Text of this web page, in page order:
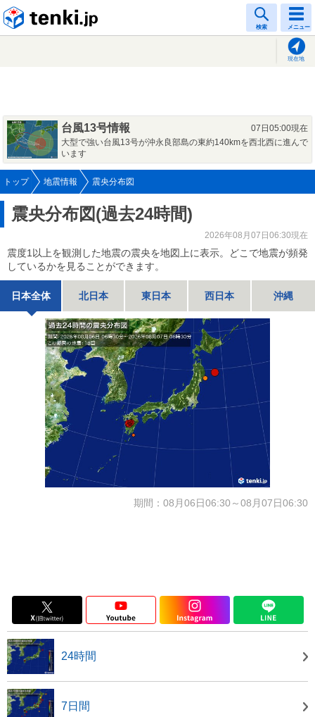
検索 メニュー
現在地
台風13号情報
07日05:00現在
大型で強い台風13号が沖永良部島の東約140kmを西北西に進んで
います
トップ 地震情報 震央分布図
震央分布図(過去24時間)
2026年08月07日06:30現在
震度1以上を観測した地震の震央を地図上に表示。どこで地震が頻発
しているかを見ることができます。
日本全体 北日本 東日本 西日本 沖縄
期間：08月06日06:30～08月07日06:30
24時間
7日間